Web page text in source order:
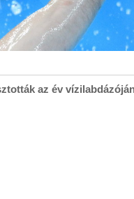
az év